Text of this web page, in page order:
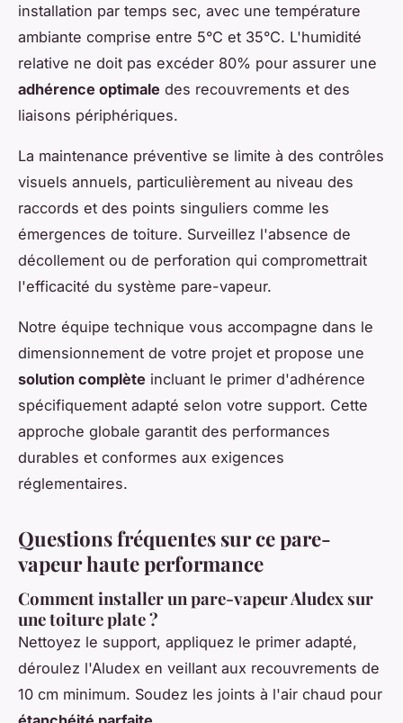
installation par temps sec, avec une température
ambiante comprise entre 5°C et 35°C. L'humidité
relative ne doit pas excéder 80% pour assurer une
adhérence optimale des recouvrements et des
liaisons périphériques.
La maintenance préventive se limite à des contrôles
visuels annuels, particulièrement au niveau des
raccords et des points singuliers comme les
émergences de toiture. Surveillez l'absence de
décollement ou de perforation qui compromettrait
l'efficacité du système pare-vapeur.
Notre équipe technique vous accompagne dans le
dimensionnement de votre projet et propose une
solution complète incluant le primer d'adhérence
spécifiquement adapté selon votre support. Cette
approche globale garantit des performances
durables et conformes aux exigences
réglementaires.
Questions fréquentes sur ce pare-
vapeur haute performance
Comment installer un pare-vapeur Aludex sur
une toiture plate ?
Nettoyez le support, appliquez le primer adapté,
déroulez l'Aludex en veillant aux recouvrements de
10 cm minimum. Soudez les joints à l'air chaud pour